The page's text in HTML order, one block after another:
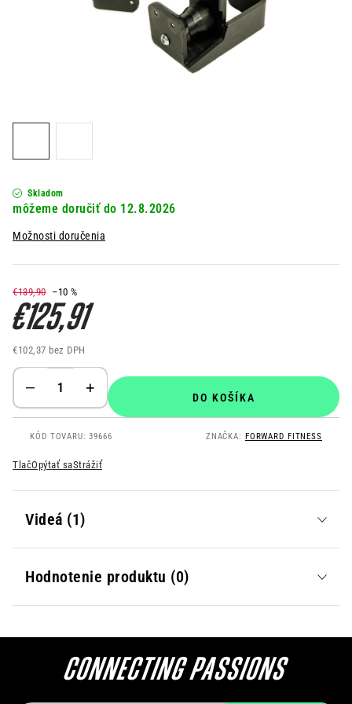
Moja objednávka Hodnotenie obchodu
Skladom
12.8.2026
Možnosti doručenia
€139,90 –10 %
€125,91
€102,37 bez DPH
Jednotková cena:
DO KOŠÍKA
KÓD TOVARU: 39666 ZNAČKA: FORWARD FITNESS
TlačOpýtať saStrážiť
Videá (1)
Hodnotenie produktu (0)